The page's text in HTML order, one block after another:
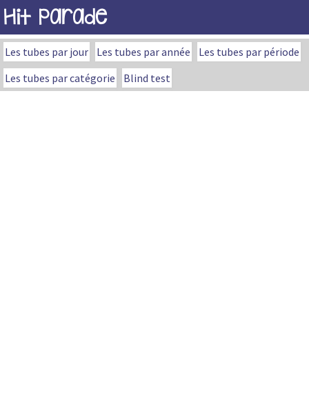
Hit Parade
Les tubes par jour Les tubes par année
Les tubes par période
Les tubes par catégorie
Blind test